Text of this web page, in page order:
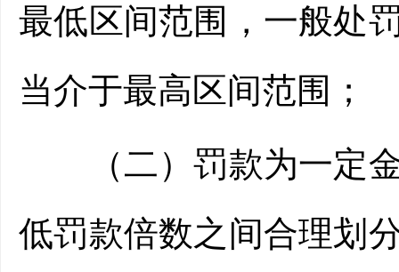
最低区间范围，一般处
当介于最高区间范围；
（二）罚款为一定金
低罚款倍数之间合理划